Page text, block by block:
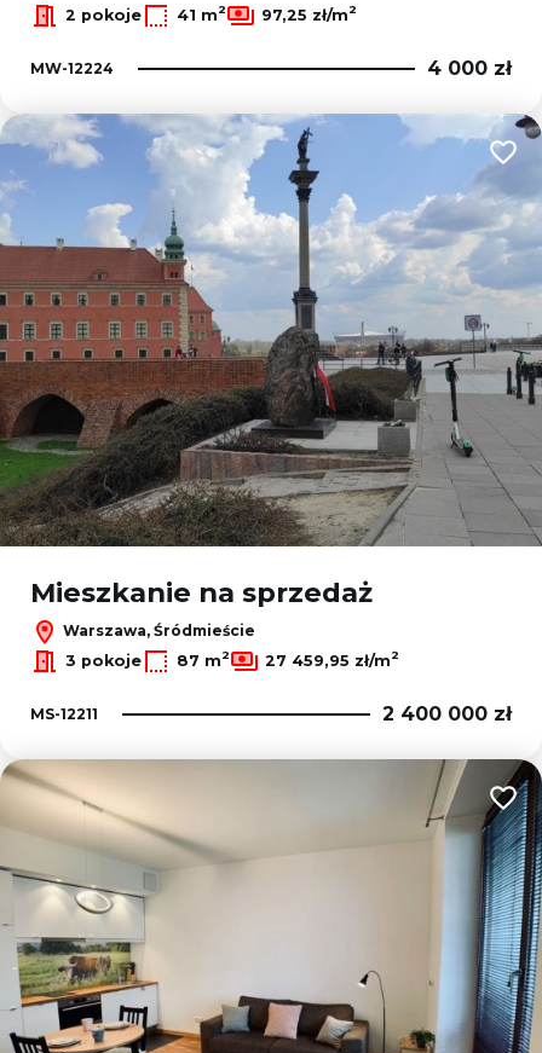
2 pokoje
41 m2 97,25 zł/m2
MW-12224 4 000 zł
Mieszkanie na sprzedaż
Warszawa, Śródmieście
3 pokoje
87 m2 27 459,95 zł/m2
MS-12211 2 400 000 zł